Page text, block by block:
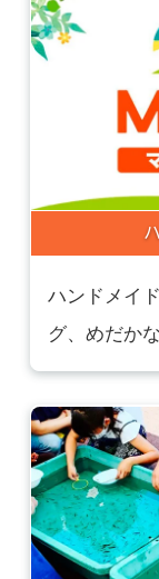
ハンドメイ
グ、めだか